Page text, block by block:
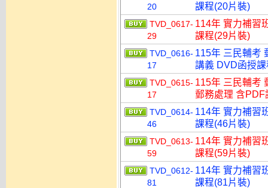
20
課程(20片裝)
TVD_0617-
29
114年 實力補習
課程(29片裝)
TVD_0616-
17
115年 三民輔考
講義 DVD函授
TVD_0615-
17
115年 三民輔考
郵務處理 含PDF
TVD_0614-
46
114年 實力補習
課程(46片裝)
TVD_0613-
59
114年 實力補習
課程(59片裝)
TVD_0612-
81
114年 實力補習
課程(81片裝)